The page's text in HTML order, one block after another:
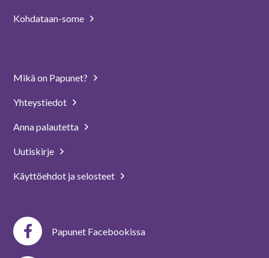
Kohdataan-some
Mikä on Papunet?
Yhteystiedot
Anna palautetta
Uutiskirje
Käyttöehdot ja selosteet
Papunet Facebookissa